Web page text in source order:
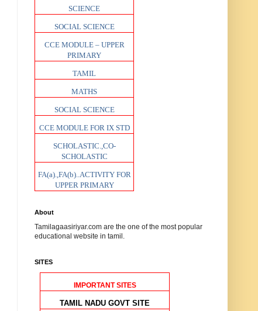
SCIENCE
SOCIAL SCIENCE
CCE MODULE – UPPER
PRIMARY
TAMIL
MATHS
SOCIAL SCIENCE
CCE MODULE FOR IX STD
SCHOLASTIC.,CO-
SCHOLASTIC
FA(a).,FA(b)..ACTIVITY FOR
UPPER PRIMARY
About
Tamilagaasiriyar.com are the one of the most popular
educational website in tamil.
SITES
IMPORTANT SITES
TAMIL NADU GOVT SITE